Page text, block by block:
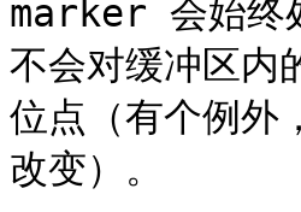
marker 会始终
不会对缓冲区内
位点（有个例外
改变）。